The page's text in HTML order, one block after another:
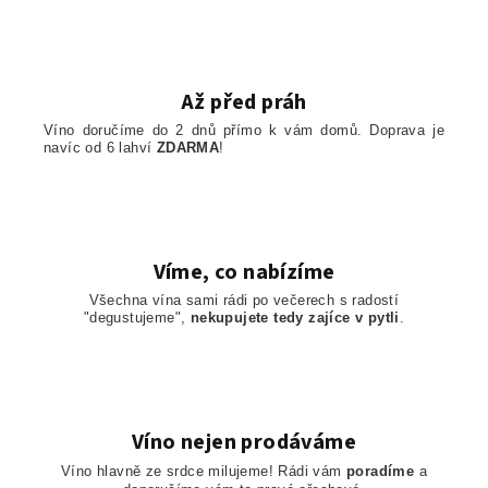
Až před práh
Víno doručíme do 2 dnů přímo k vám domů. Doprava je
navíc od 6 lahví ZDARMA!
Víme, co nabízíme
Všechna vína sami rádi po večerech s radostí
"degustujeme", nekupujete tedy zajíce v pytli .
Víno nejen prodáváme
Víno hlavně ze srdce milujeme! Rádi vám poradíme a